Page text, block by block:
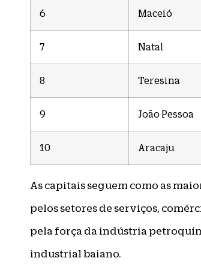
6 Maceió
7 Natal
8 Teresina
9 João Pessoa
10 Aracaju
As capitais seguem como as
pelos setores de serviços,
pela força da indústria
industrial baiano.